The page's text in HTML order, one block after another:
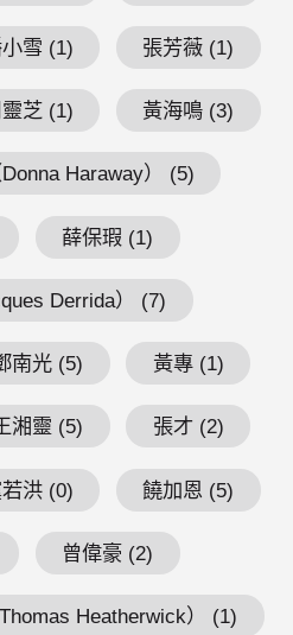
雪 (1) 張芳薇 (1)
芝 (1) 黃海鳴 (3)
Haraway） (5)
薛保瑕 (1)
Derrida） (7)
南光 (5) 黃專 (1)
湘靈 (5) 張才 (2)
洪 (0) 饒加恩 (5)
曾偉豪 (2)
Heatherwick） (1)